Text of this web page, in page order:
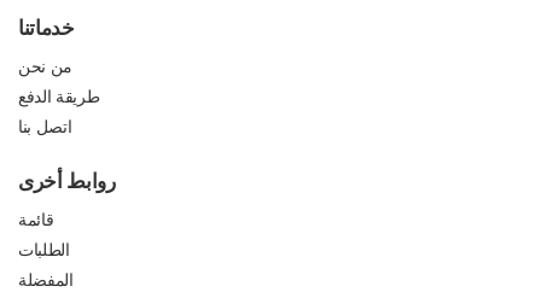
خدماتنا
من نحن
طريقة الدفع
اتصل بنا
روابط أخرى
قائمة
الطلبات
المفضلة